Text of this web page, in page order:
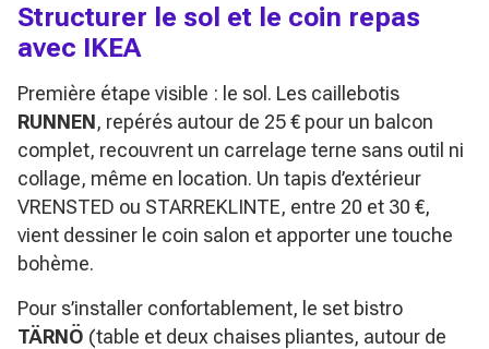
Structurer le sol et le coin repas
avec IKEA
Première étape visible : le sol. Les caillebotis
RUNNEN, repérés autour de 25 € pour un balcon
complet, recouvrent un carrelage terne sans outil ni
collage, même en location. Un tapis d’extérieur
VRENSTED ou STARREKLINTE, entre 20 et 30 €,
vient dessiner le coin salon et apporter une touche
bohème.
Pour s’installer confortablement, le set bistro
TÄRNÖ (table et deux chaises pliantes, autour de